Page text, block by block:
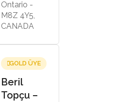
Ontario -
M8Z 4Y5,
CANADA
GOLD ÜYE
Beril
Topçu –